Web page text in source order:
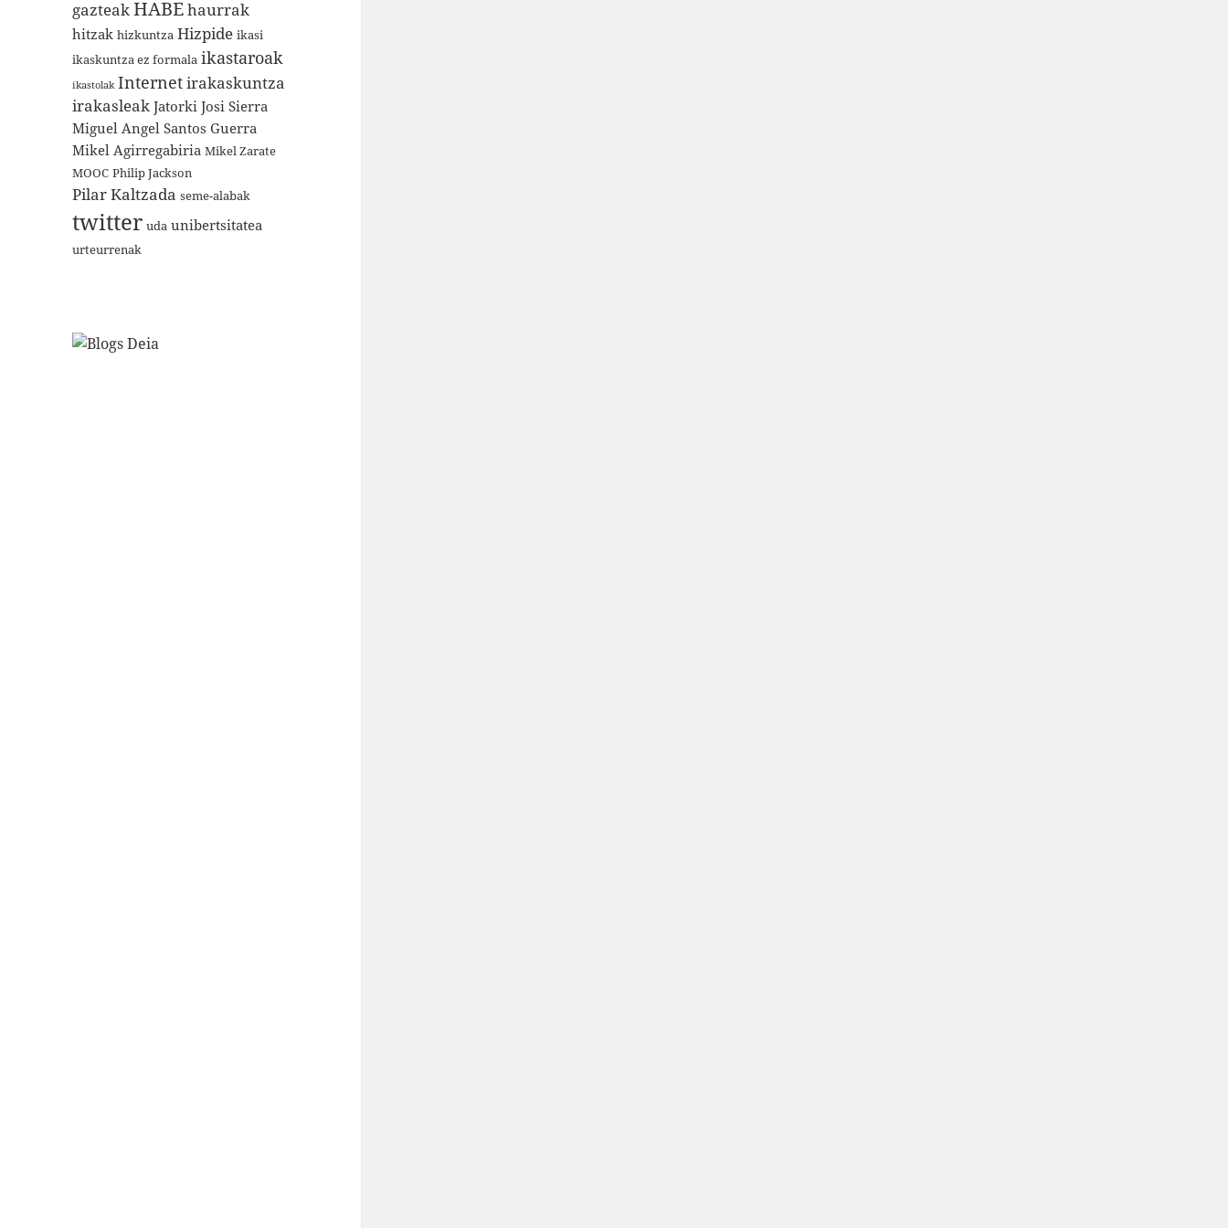
gazteakHABEhaurrak
hitzak hizkuntza Hizpide ikasi
ikaskuntza ez formala ikastaroak
ikastolak Internetirakaskuntza
irakasleak Jatorki Josi Sierra
Miguel Angel Santos Guerra
Mikel Agirregabiria Mikel Zarate
MOOC Philip Jackson
Pilar Kaltzada seme-alabak
twitter uda unibertsitatea
urteurrenak